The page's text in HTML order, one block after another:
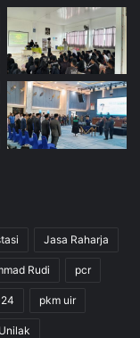
Jasa Raharja
Rudi pcr
pkm uir
Unilak